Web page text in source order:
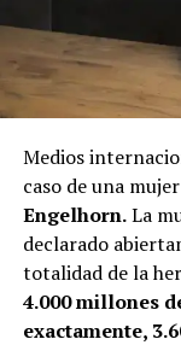
Medios
caso de una
Engelhorn.La
declarado
totalidad de la
4.000 millones
exactamente,